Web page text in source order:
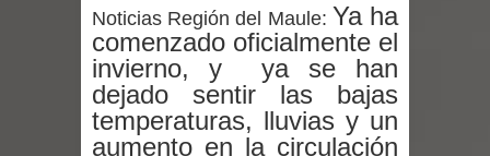
Bodas de Oro
Departamento Comunal de Salud de
Curicó desarrollará jornada de
Noticias Región del Maule: Ya ha
comenzado oficialmente el
invierno, y ya se han
dejado sentir las bajas
temperaturas, lluvias y un
aumento en la circulación